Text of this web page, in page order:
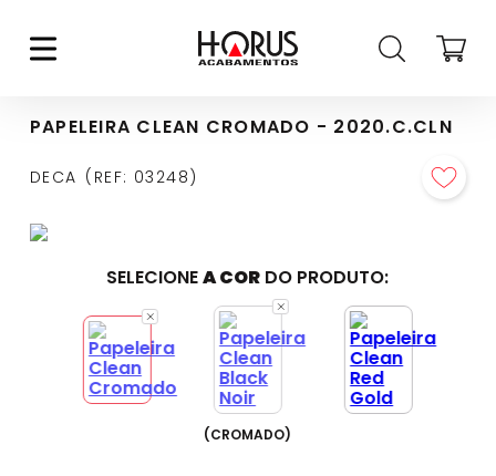
PAPELEIRA CLEAN CROMADO - 2020.C.CLN
DECA REF: 03248
SELECIONEA COR DO PRODUTO:
(CROMADO)